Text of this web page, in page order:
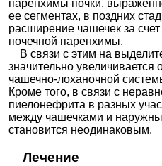
паренхимы почки,
ее сегментах, в поздних
расширение чашечек за
почечной паренхимы.
В связи с этим на
значительно
чашечно-лоханочной
Кроме того, в связи с
пиелонефрита в разных
между чашечками и
становится неодинаковым.
Лечение